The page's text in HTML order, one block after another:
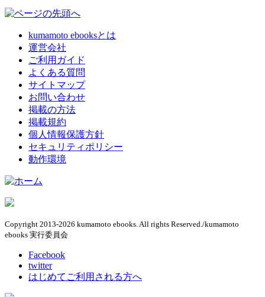
kumamoto ebooksとは
運営会社
ご利用ガイド
よくある質問
サイトマップ
お問い合わせ
掲載の方法
掲載規約
個人情報保護方針
セキュリティポリシー
動作環境
Copyright 2013-2026 kumamoto ebooks. All rights Reserved./kumamoto
ebooks 実行委員会
Facebook
twitter
はじめてご利用される方へ